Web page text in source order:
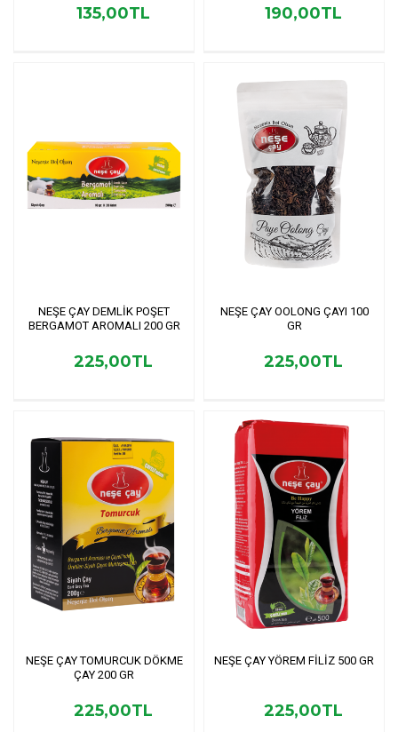
135,00TL 190,00TL
NEŞE ÇAY DEMLİK POŞET
BERGAMOT AROMALI 200 GR
225,00TL
NEŞE ÇAY OOLONG ÇAYI 100
GR
225,00TL
NEŞE ÇAY TOMURCUK DÖKME
ÇAY 200 GR
225,00TL
NEŞE ÇAY YÖREM FİLİZ 500 GR
225,00TL